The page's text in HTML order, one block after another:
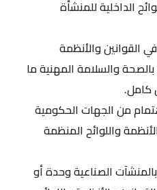
الداخلية للمنشأة
القوانين والأنظمة
والسلامة المهنية ما
كامل.
من الجهات الحكومية
واللوائح المنظمة
الصناعية وحدة أو